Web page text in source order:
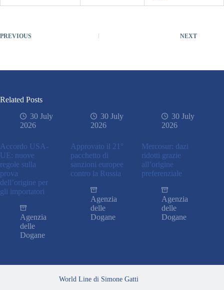
PREVIOUS NEXT
Related Posts
30 July
2026
Accordo USA-
UE: nuove
regole sulla
prova
dell’origine per
gli importatori
Agenzia
delle
Dogane
30 July
2026
Approvato il 21°
pacchetto di
sanzioni europee
contro la Russia
Agenzia
delle
Dogane
30 July
2026
Mercosur: dazi
ridotti grazie
all’origine
preferenziale
Agenzia
delle
Dogane
World Line di Simone Gatti